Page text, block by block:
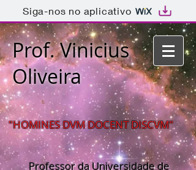
Siga-nos no aplicativo
Prof. Vinicius
Oliveira
"HOMINES DVM DOCENT DISCVM"
Professor da Universidade de